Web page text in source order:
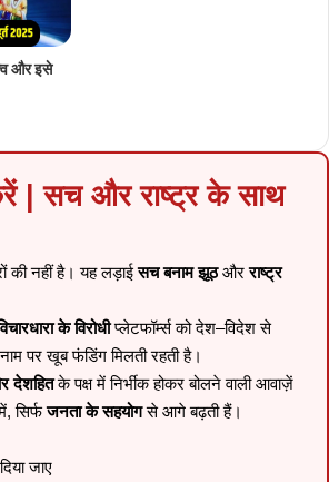
और इसे
| सच और राष्ट्र के साथ
की नहीं है। यह लड़ाईसच बनाम झूठऔरराष्ट्र
के विरोधीप्लेटफॉर्म्स को देश–विदेश से
पर खूब फंडिंग मिलती रहती है।
देशहितके पक्ष में निर्भीक होकर बोलने वाली आवाज़ें
सिर्फजनता के सहयोगसे आगे बढ़ती हैं।
जाए